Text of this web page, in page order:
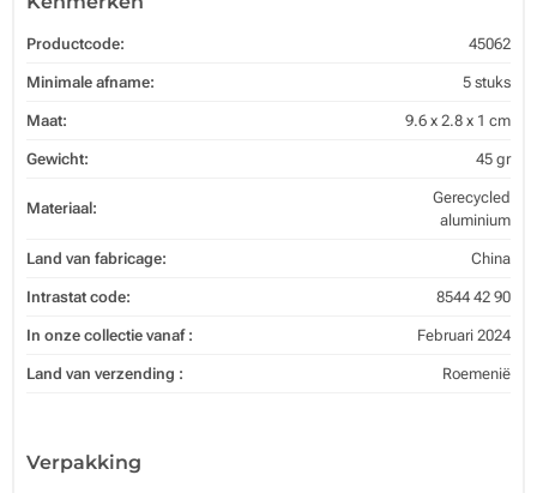
Productcode: 45062
Minimale afname: 5 stuks
Maat: 9.6 x 2.8 x 1 cm
Gewicht: 45 gr
Materiaal:
Gerecycled
aluminium
Land van fabricage: China
Intrastat code: 8544 42 90
In onze collectie vanaf : Februari 2024
Land van verzending : Roemenië
Verpakking